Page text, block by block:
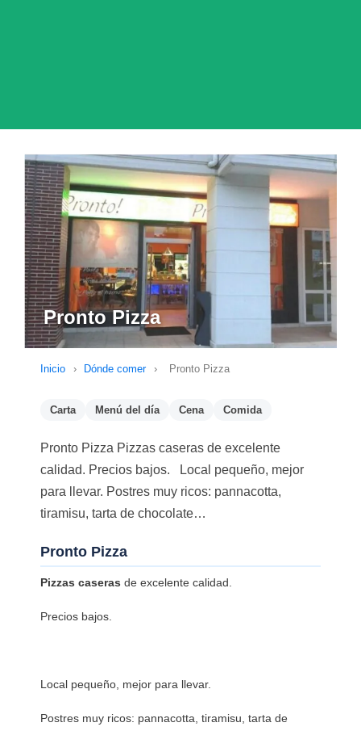
Pronto Pizza
Inicio › Dónde comer › Pronto Pizza
Carta Menú del día Cena Comida
Pronto Pizza Pizzas caseras de excelente
calidad. Precios bajos. Local pequeño, mejor
para llevar. Postres muy ricos: pannacotta,
tiramisu, tarta de chocolate…
Pronto Pizza
Pizzas caseras de excelente calidad.
Precios bajos.
Local pequeño, mejor para llevar.
Postres muy ricos: pannacotta, tiramisu, tarta de